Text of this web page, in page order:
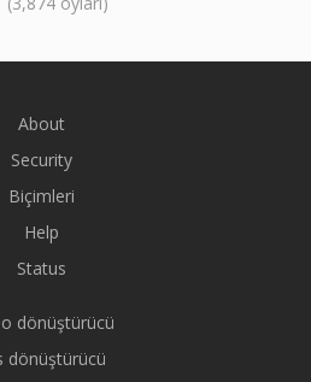
About
Security
Biçimleri
Help
Status
dönüştürücü
dönüştürücü